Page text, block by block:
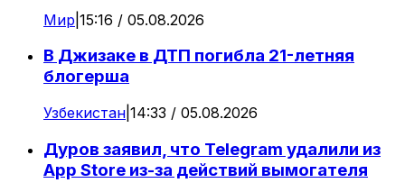
Мир 15:16 / 05.08.2026
В Джизаке в ДТП погибла 21-летняя
блогерша
Узбекистан 14:33 / 05.08.2026
Дуров заявил, что Telegram удалили из
App Store из-за действий вымогателя